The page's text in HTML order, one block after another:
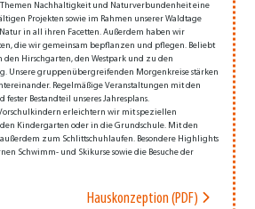
Themen Nach­haltigkeit und Naturverbundenheit eine
Projekten sowie im Rahmen unserer Waldtage
in all ihren Facetten. Außerdem haben wir
die wir gemeinsam bepflanzen und pflegen. Beliebt
den Hirschgarten, den Westpark und zu den
Unsere gruppen­übergreifenden Morgenkreise stärken
Regelmäßige Veranstaltungen mit den
Bestandteil unseres Jahresplans.
erleichtern wir mit speziellen
Kindergarten oder in die Grundschule. Mit den
zum Schlittschuhlaufen. Besondere Highlights
Schwimm- und Skikurse sowie die Besuche der
Hauskonzeption (PDF)